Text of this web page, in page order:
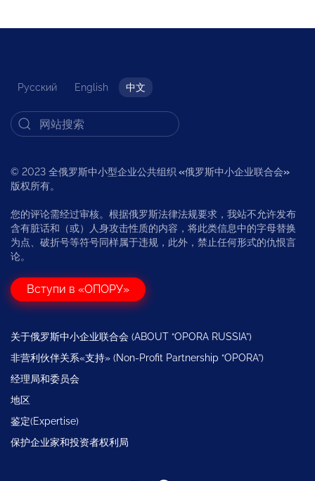
Русский English 中文
© 2023 全俄罗斯中小型企业公共组织 «俄罗斯中小企业联合会»
版权所有。
您的评论需经过审核。根据俄罗斯法律法规要求，我站不允许发布
含有脏话和（或）人身攻击性质的内容，将此类信息中的字母替换
为点、破折号等符号同样属于违规，此外，禁止任何形式的仇恨言
论。
Вступи в «ОПОРУ»
关于俄罗斯中小企业联合会 (ABOUT “OPORA RUSSIA”)
非营利伙伴关系«支持» (Non-Profit Partnership “OPORA”)
经理局和委员会
地区
鉴定(Expertise)
保护企业家和投资者权利局